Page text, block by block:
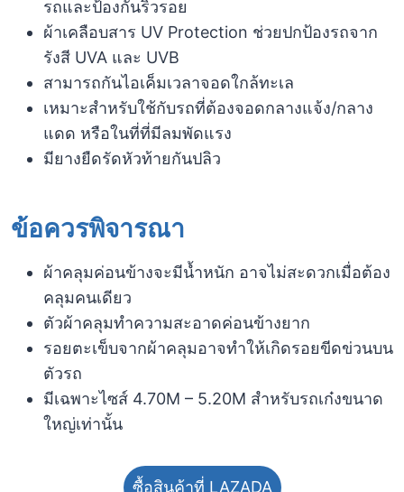
รถและป้องกันริ้วรอย
ผ้าเคลือบสาร UV Protection ช่วยปกป้องรถจาก
รังสี UVA และ UVB
สามารถกันไอเค็มเวลาจอดใกล้ทะเล
เหมาะสำหรับใช้กับรถที่ต้องจอดกลางแจ้ง/กลาง
แดด หรือในที่ที่มีลมพัดแรง
มียางยืดรัดหัวท้ายกันปลิว
ข้อควรพิจารณา​
ผ้าคลุมค่อนข้างจะมีน้ำหนัก อาจไม่สะดวกเมื่อต้อง
คลุมคนเดียว
ตัวผ้าคลุมทำความสะอาดค่อนข้างยาก
รอยตะเข็บจากผ้าคลุมอาจทำให้เกิดรอยขีดข่วนบน
ตัวรถ
มีเฉพาะไซส์ 4.70M – 5.20M สำหรับรถเก๋งขนาด
ใหญ่เท่านั้น
ซื้อสินค้าที่ LAZADA